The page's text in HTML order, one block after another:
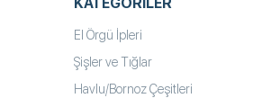
El Örgü İpleri
Şişler ve Tığlar
Havlu/Bornoz Çeşitleri